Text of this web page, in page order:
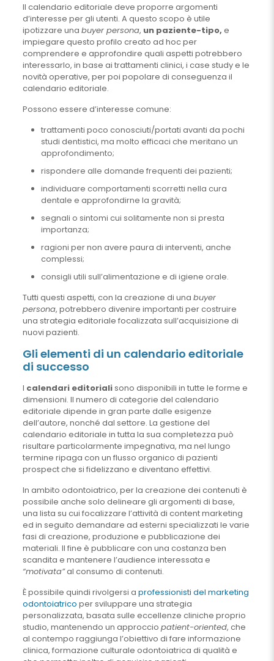
Il calendario editoriale deve proporre argomenti
d’interesse per gli utenti. A questo scopo è utile
ipotizzare una buyer persona, un paziente-tipo, e
impiegare questo profilo creato ad hoc per
comprendere e approfondire quali aspetti potrebbero
interessarlo, in base ai trattamenti clinici, i case study e le
novità operative, per poi popolare di conseguenza il
calendario editoriale.
Possono essere d’interesse comune:
trattamenti poco conosciuti/portati avanti da pochi
studi dentistici, ma molto efficaci che meritano un
approfondimento;
rispondere alle domande frequenti dei pazienti;
individuare comportamenti scorretti nella cura
dentale e approfondirne la gravità;
segnali o sintomi cui solitamente non si presta
importanza;
ragioni per non avere paura di interventi, anche
complessi;
consigli utili sull’alimentazione e di igiene orale.
Tutti questi aspetti, con la creazione di una buyer
persona, potrebbero divenire importanti per costruire
una strategia editoriale focalizzata sull’acquisizione di
nuovi pazienti.
Gli elementi di un calendario editoriale
di successo
I calendari editorialisono disponibili in tutte le forme e
dimensioni. Il numero di categorie del calendario
editoriale dipende in gran parte dalle esigenze
dell’autore, nonché dal settore. La gestione del
calendario editoriale in tutta la sua completezza può
risultare particolarmente impegnativa, ma nel lungo
termine ripaga con un flusso organico di pazienti
prospect che si fidelizzano e diventano effettivi.
In ambito odontoiatrico, per la creazione dei contenuti è
possibile anche solo delineare gli argomenti di base,
una lista su cui focalizzare l’attività di content marketing
ed in seguito demandare ad esterni specializzati le varie
fasi di creazione, produzione e pubblicazione dei
materiali. Il fine è pubblicare con una costanza ben
scandita e mantenere l’audience interessata e
“motivata”al consumo di contenuti.
È possibile quindi rivolgersi a professionisti del marketing
odontoiatrico per sviluppare una strategia
personalizzata, basata sulle eccellenze cliniche proprio
studio, mantenendo un approccio patient-oriented, che
al contempo raggiunga l’obiettivo di fare informazione
clinica, formazione culturale odontoiatrica di qualità e